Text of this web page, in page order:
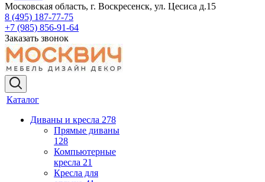
Московская область, г. Воскресенск, ул. Цесиса д.15
8 (495) 187-77-75
+7 (985) 856-91-64
Заказать звонок
Каталог
Диваны и кресла 278
Прямые диваны
128
Компьютерные
кресла 21
Кресла для